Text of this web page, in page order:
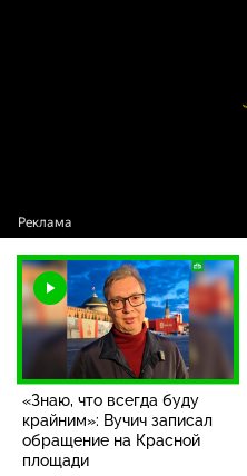
«Знаю, что всегда буду
крайним»: Вучич записал
обращение на Красной
площади